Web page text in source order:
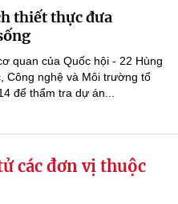
thảo VBQPPL
thiết thực đưa
quan của Quốc hội - 22 Hùng
Công nghệ và Môi trường tổ
để thẩm tra dự án...
các đơn vị thuộc